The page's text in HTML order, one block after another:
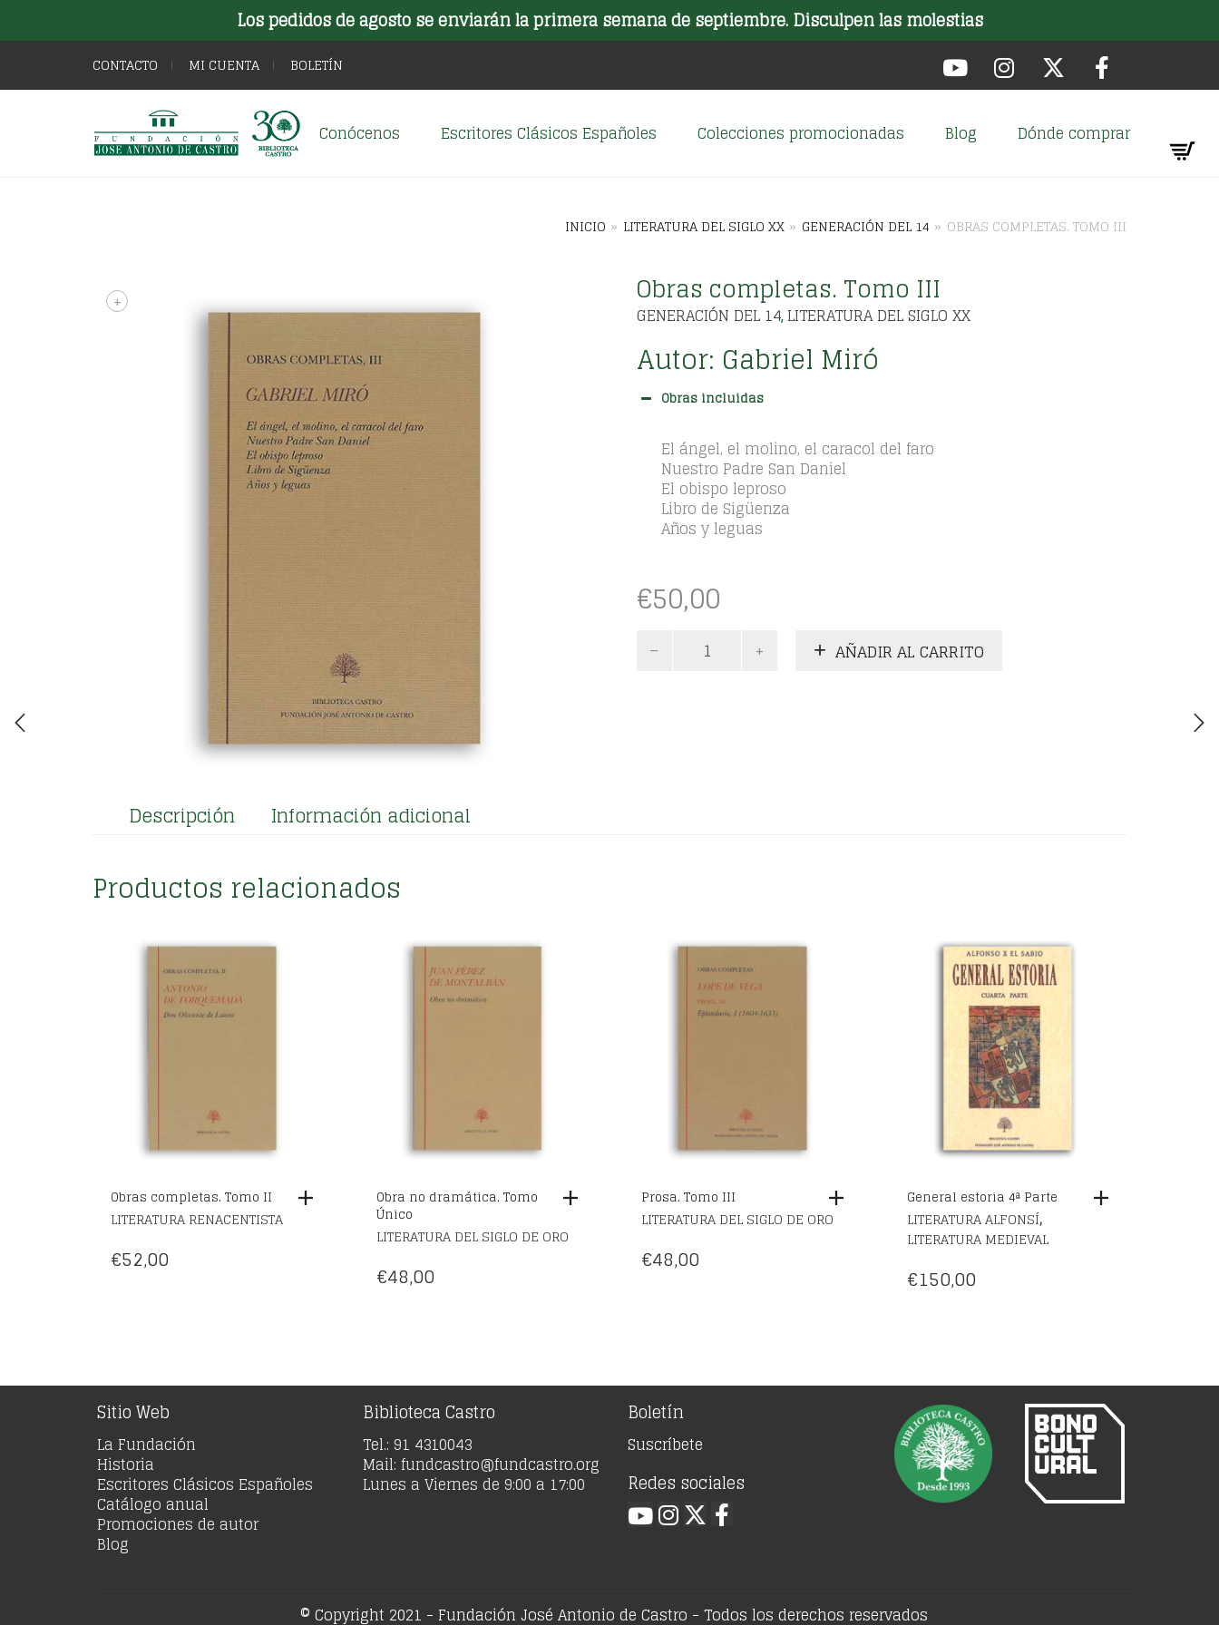
Los pedidos de agosto se enviarán la primera semana de septiembre. Disculpen las molestias
CONTACTO MI CUENTA BOLETÍN
Conócenos Escritores Clásicos Españoles Colecciones promocionadas Blog Dónde comprar
INICIO » LITERATURA DEL SIGLO XX » GENERACIÓN DEL 14 » OBRAS COMPLETAS. TOMO III
+ Obras completas. Tomo III
GENERACIÓN DEL 14, LITERATURA DEL SIGLO XX
Autor: Gabriel Miró
Obras incluidas
El ángel, el molino, el caracol del faro
Nuestro Padre San Daniel
El obispo leproso
Libro de Sigüenza
Años y leguas
€50,00
completas. AÑADIR AL CARRITO
Descripción Información adicional
Productos relacionados
Obras completas. Tomo II
LITERATURA RENACENTISTA
€52,00
Obra no dramática. Tomo
Único
LITERATURA DEL SIGLO DE ORO
€48,00
Prosa. Tomo III
LITERATURA DEL SIGLO DE ORO
€48,00
General estoria 4ª Parte
LITERATURA ALFONSÍ,
LITERATURA MEDIEVAL
€150,00
Sitio Web
La Fundación
Historia
Escritores Clásicos Españoles
Catálogo anual
Promociones de autor
Blog
Biblioteca Castro
Tel.: 91 4310043
Mail: fundcastro@fundcastro.org
Lunes a Viernes de 9:00 a 17:00
Boletín
Suscríbete
Redes sociales
© Copyright 2021 - Fundación José Antonio de Castro - Todos los derechos reservados